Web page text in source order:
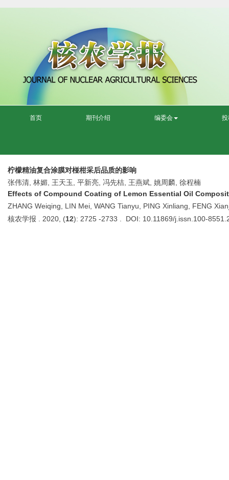
首页 期刊介绍 编委会
柠檬精油复合涂膜对椪柑采后品质的影响
张伟清, 林媚, 王天玉, 平新亮, 冯先桔, 王燕斌, 姚周麟, 徐程楠
Effects of Compound Coating of Lemon Essential Oil
ZHANG Weiqing, LIN Mei, WANG Tianyu, PING Xinliang, FENG
核农学报 . 2020, (12): 2725 -2733 . DOI: 10.11869/j.issn.100-